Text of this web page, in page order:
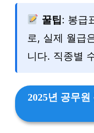
꿀팁: 봉급
로, 실제 월급
니다. 직종별
2025년 공무